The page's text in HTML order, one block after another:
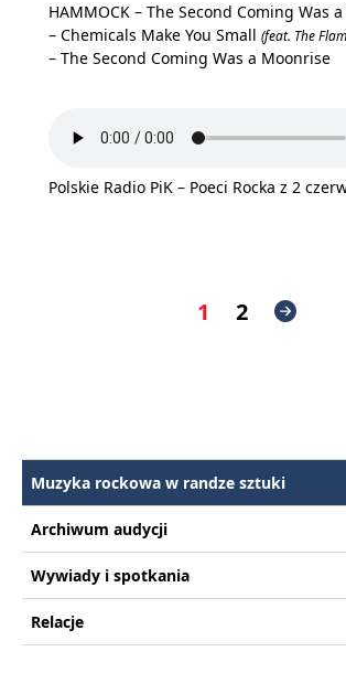
HAMMOCK – The Second Coming Was
– Chemicals Make You Small (feat. The
– The Second Coming Was a Moonrise
Polskie Radio PiK – Poeci Rocka z 2
1 2
Muzyka rockowa w randze sztuki
Archiwum audycji
Wywiady i spotkania
Relacje